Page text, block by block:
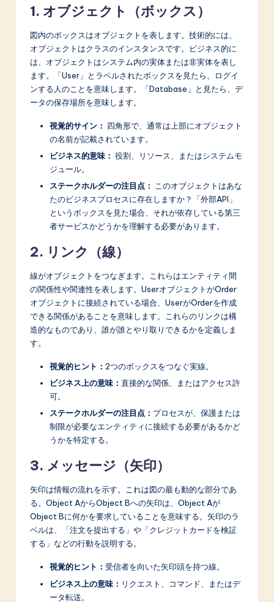
1. オブジェクト（ボックス）
図内のボックスはオブジェクトを表します。技術的には、
オブジェクトはクラスのインスタンスです。ビジネス的に
は、オブジェクトはシステム内の実体または非実体を表し
ます。「User」とラベルされたボックスを見たら、ログイ
ンする人のことを意味します。「Database」と見たら、デ
ータの保存場所を意味します。
視覚的サイン： 四角形で、通常は上部にオブジェクト
の名前が記載されています。
ビジネス的意味： 役割、リソース、またはシステムモ
ジュール。
ステークホルダーの注目点： このオブジェクトはあな
たのビジネスプロセスに存在しますか？「外部API」
というボックスを見た場合、それが依存している第三
者サービスかどうかを理解する必要があります。
2. リンク（線）
線がオブジェクトをつなぎます。これらはエンティティ間
の関係性や関連性を表します。UserオブジェクトがOrder
オブジェクトに接続されている場合、UserがOrderを作成
できる関係があることを意味します。これらのリンクは構
造的なものであり、誰が誰とやり取りできるかを定義しま
す。
視覚的ヒント： 2つのボックスをつなぐ実線。
ビジネス上の意味： 直接的な関係、またはアクセス許
可。
ステークホルダーの注目点： プロセスが、保護または
制限が必要なエンティティに接続する必要があるかど
うかを特定する。
3. メッセージ（矢印）
矢印は情報の流れを示す。これは図の最も動的な部分であ
る。Object AからObject Bへの矢印は、Object Aが
Object Bに何かを要求していることを意味する。矢印のラ
ベルは、「注文を提出する」や「クレジットカードを検証
する」などの行動を説明する。
視覚的ヒント： 受信者を向いた矢印頭を持つ線。
ビジネス上の意味： リクエスト、コマンド、またはデ
ータ転送。